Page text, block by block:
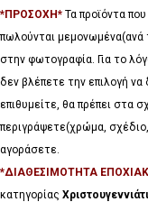
*ΠΡΟΣΟΧΗ* Τα προϊόντα
πωλούνται μεμονωμένα(ανά
στην φωτογραφία. Για το
δεν βλέπετε την επιλογή
επιθυμείτε, θα πρέπει στα
περιγράψετε(χρώμα,
αγοράσετε.
*ΔΙΑΘΕΣΙΜΟΤΗΤΑ
κατηγορίας